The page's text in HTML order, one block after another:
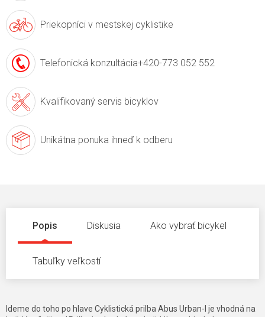
Priekopníci v mestskej cyklistike
Telefonická konzultácia+420-773 052 552
Kvalifikovaný servis bicyklov
Unikátna ponuka ihneď k odberu
Popis Diskusia Ako vybrať bicykel
Tabuľky veľkostí
Ideme do toho po hlave Cyklistická prilba Abus Urban-I je vhodná na